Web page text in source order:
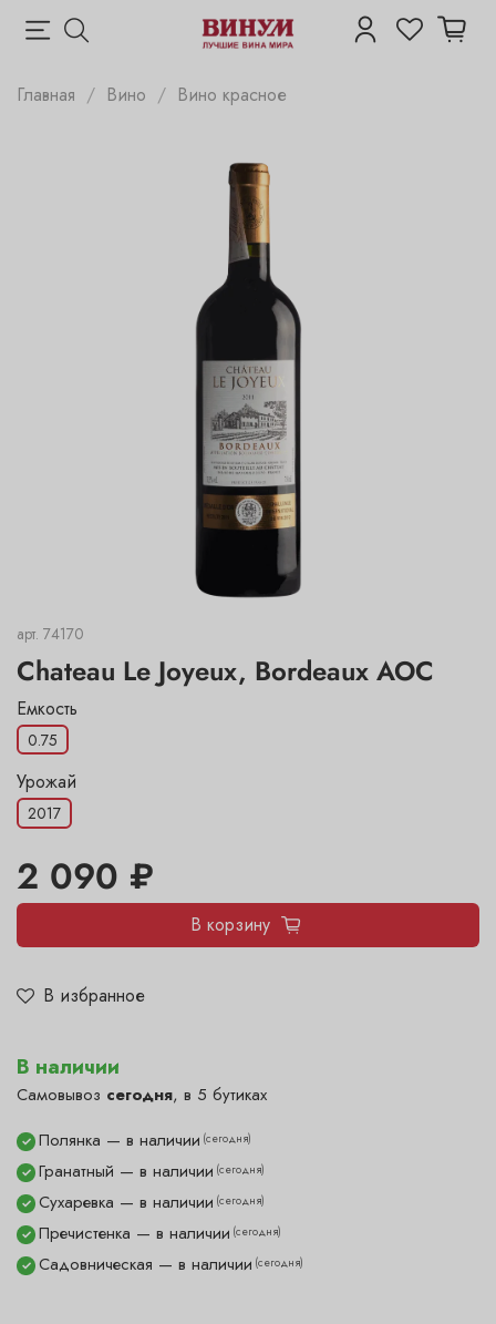
Главная Вино Вино красное
арт. 74170
Chateau Le Joyeux, Bordeaux AOC
В избранное
Емкость
0.75
Урожай
2017
2 090 ₽
В корзину
В наличии
Самовывоз сегодня, в 5 бутиках
✓ Гранатный — в наличии (сегодня)
✓ Полянка — в наличии (сегодня)
✓ Пречистенка — в наличии (сегодня)
✓ Садовническая — в наличии (сегодня)
✓ Сухаревка — в наличии (сегодня)